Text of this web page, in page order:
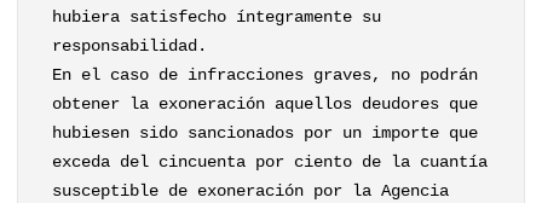
hubiera satisfecho íntegramente su
responsabilidad.
En el caso de infracciones graves, no podrán
obtener la exoneración aquellos deudores que
hubiesen sido sancionados por un importe que
exceda del cincuenta por ciento de la cuantía
susceptible de exoneración por la Agencia